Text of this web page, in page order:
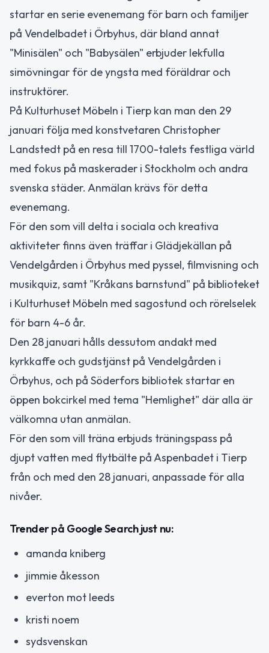
startar en serie evenemang för barn och familjer
på Vendelbadet i Örbyhus, där bland annat
"Minisälen" och "Babysälen" erbjuder lekfulla
simövningar för de yngsta med föräldrar och
instruktörer.
På Kulturhuset Möbeln i Tierp kan man den 29
januari följa med konstvetaren Christopher
Landstedt på en resa till 1700-talets festliga värld
med fokus på maskerader i Stockholm och andra
svenska städer. Anmälan krävs för detta
evenemang.
För den som vill delta i sociala och kreativa
aktiviteter finns även träffar i Glädjekällan på
Vendelgården i Örbyhus med pyssel, filmvisning och
musikquiz, samt "Kråkans barnstund" på biblioteket
i Kulturhuset Möbeln med sagostund och rörelselek
för barn 4-6 år.
Den 28 januari hålls dessutom andakt med
kyrkkaffe och gudstjänst på Vendelgården i
Örbyhus, och på Söderfors bibliotek startar en
öppen bokcirkel med tema "Hemlighet" där alla är
välkomna utan anmälan.
För den som vill träna erbjuds träningspass på
djupt vatten med flytbälte på Aspenbadet i Tierp
från och med den 28 januari, anpassade för alla
nivåer.
Trender på Google Search just nu:
amanda kniberg
jimmie åkesson
everton mot leeds
kristi noem
sydsvenskan